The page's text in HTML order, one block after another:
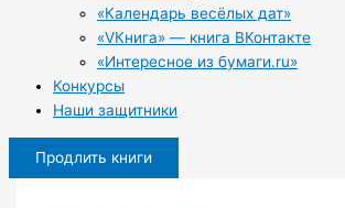
«Календарь весёлых дат»
«VКнига» — книга ВКонтакте
«Интересное из бумаги.ru»
Конкурсы
Наши защитники
Продлить книги